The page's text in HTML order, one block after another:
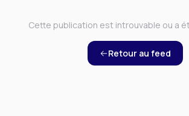
Cette publication est introuvable ou a
Retour au feed